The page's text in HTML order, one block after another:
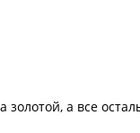
а все